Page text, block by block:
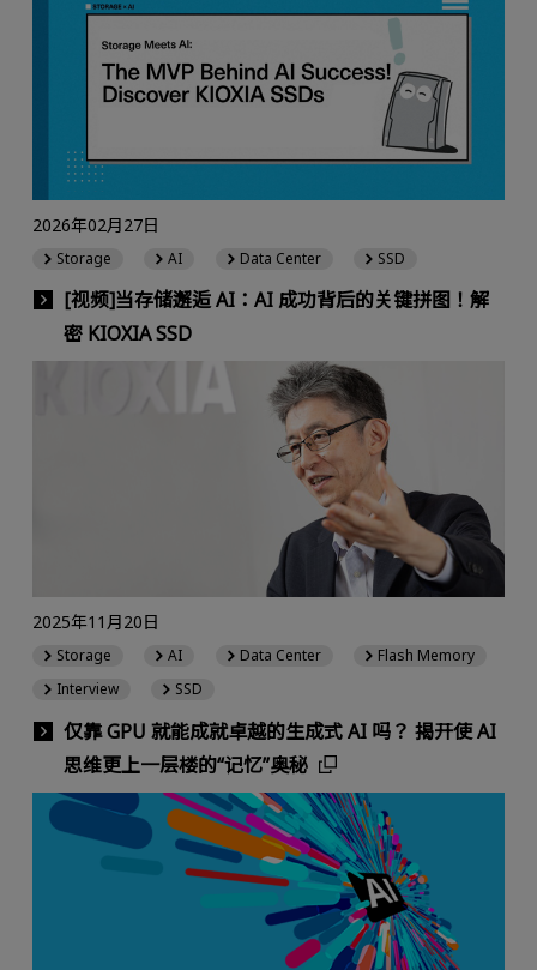
[视频]当存储邂逅 AI：AI 成功背后的关键拼图！解
密 KIOXIA SSD
2026年02月27日
Storage AI Data Center SSD
仅靠 GPU 就能成就卓越的生成式 AI 吗？ 揭开使 AI
思维更上一层楼的“记忆”奥秘
2025年11月20日
Storage AI Data Center
Flash Memory
Interview
SSD